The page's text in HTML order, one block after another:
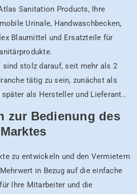
Sanitation Products, Ihre
Urinale, Handwaschbecken,
Blaumittel und Ersatzteile für
stolz darauf, seit mehr als 2
tätig zu sein, zunächst als
als Hersteller und Lieferant..
zur Bedienung des
Marktes
zu entwickeln und den Vermietern
in Bezug auf die einfache
Ihre Mitarbeiter und die